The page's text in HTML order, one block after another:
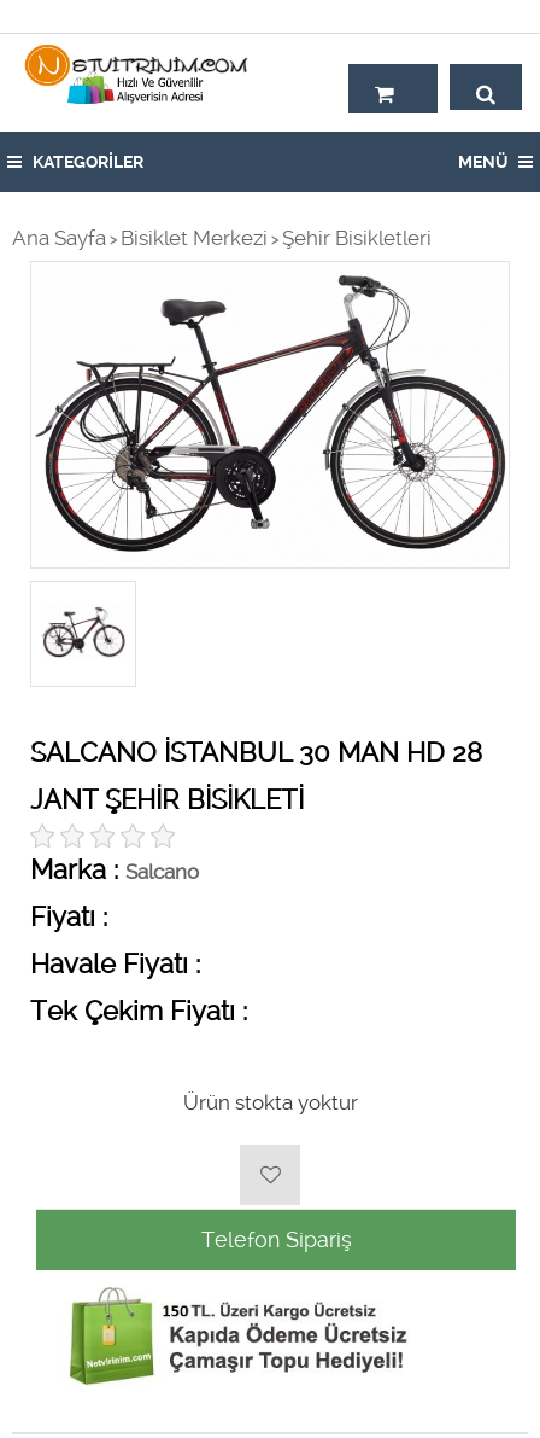
KATEGORİLER MENÜ
Ana Sayfa > Bisiklet Merkezi > Şehir Bisikletleri
SALCANO İSTANBUL 30 MAN HD 28
JANT ŞEHİR BİSİKLETİ
Marka : Salcano
Fiyatı :
Havale Fiyatı :
Tek Çekim Fiyatı :
Ürün stokta yoktur
Telefon Sipariş